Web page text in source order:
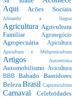
Aqui Acões Sociais
Afinando a língua
Agricultura Agricultura
Familiar Agronegócio
Agropecuária Apicultura
Apicultura e Meliponicultura
Artigos Autoestima
Automobilismo Avicultura
BBBBabado Bastidores
Beleza Brasil Caprinocultura
Carnaval Celebridades